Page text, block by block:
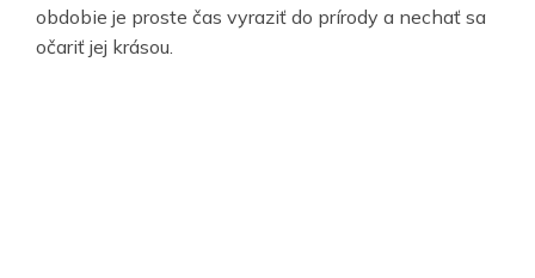
obdobie je proste čas vyraziť do prírody a nechať sa
očariť jej krásou.